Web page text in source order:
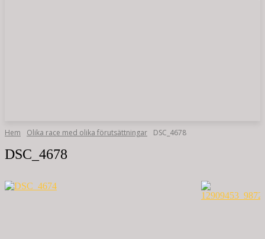
Hem Olika race med olika förutsättningar DSC_4678
DSC_4678